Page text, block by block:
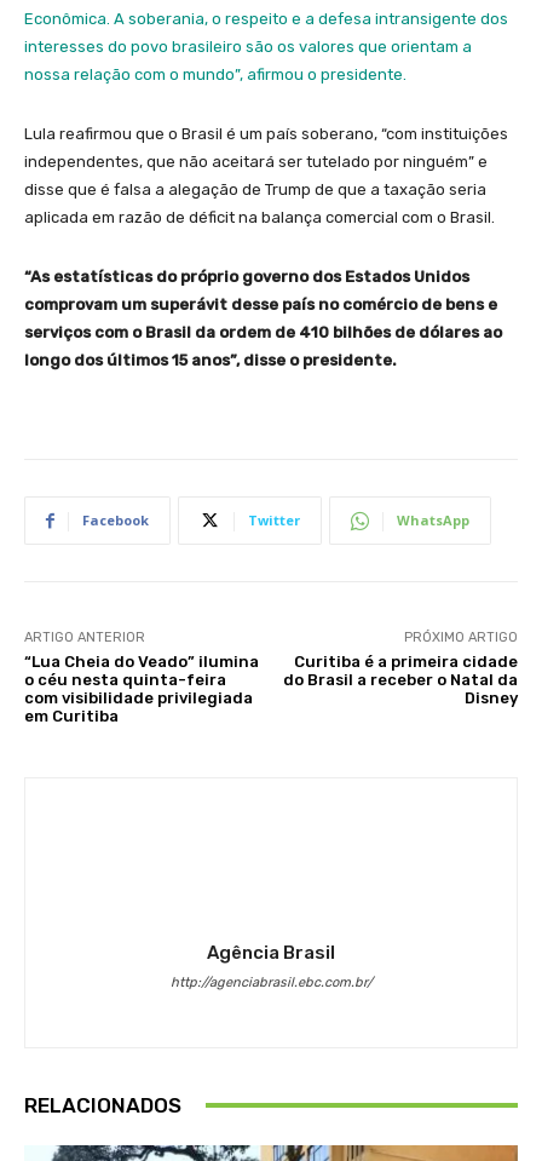
Econômica. A soberania, o respeito e a defesa intransigente dos
interesses do povo brasileiro são os valores que orientam a
nossa relação com o mundo”, afirmou o presidente.
Lula reafirmou que o Brasil é um país soberano, “com instituições
independentes, que não aceitará ser tutelado por ninguém” e
disse que é falsa a alegação de Trump de que a taxação seria
aplicada em razão de déficit na balança comercial com o Brasil.
“As estatísticas do próprio governo dos Estados Unidos
comprovam um superávit desse país no comércio de bens e
serviços com o Brasil da ordem de 410 bilhões de dólares ao
longo dos últimos 15 anos”, disse o presidente.
Facebook Twitter WhatsApp
ARTIGO ANTERIOR
“Lua Cheia do Veado” ilumina
o céu nesta quinta-feira
com visibilidade privilegiada
em Curitiba
PRÓXIMO ARTIGO
Curitiba é a primeira cidade
do Brasil a receber o Natal da
Disney
Agência Brasil
http://agenciabrasil.ebc.com.br/
RELACIONADOS